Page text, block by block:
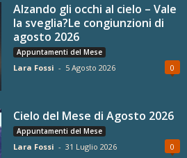
Alzando gli occhi al cielo – Vale
la sveglia?Le congiunzioni di
agosto 2026
Appuntamenti del Mese
Lara Fossi - 5 Agosto 2026 0
Cielo del Mese di Agosto 2026
Appuntamenti del Mese
Lara Fossi - 31 Luglio 2026 0